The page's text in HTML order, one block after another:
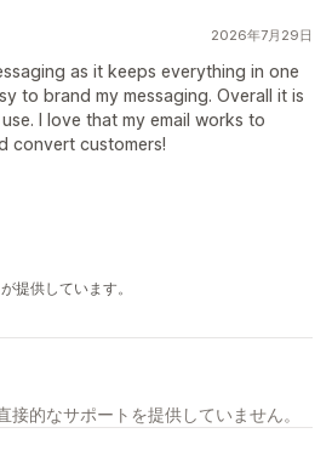
2026年7月29日
as it keeps everything in one
to brand my messaging. Overall it is
I love that my email works to
convert customers!
提供しています。
接的なサポートを提供していません。